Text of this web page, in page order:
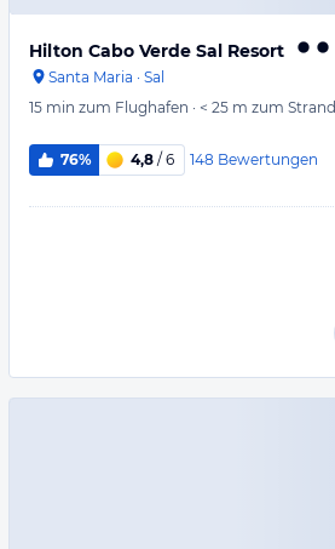
Hilton Cabo Verde Sal Resort
Santa Maria · Sal
15 min zum Flughafen · < 25 m zum Strand
76% 4,8 / 6 148 Bewertungen